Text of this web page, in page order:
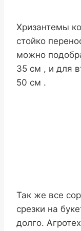
Хризантемы
стойко
можно
35 см , и для
50 см .
Так же все
срезки на
долго.